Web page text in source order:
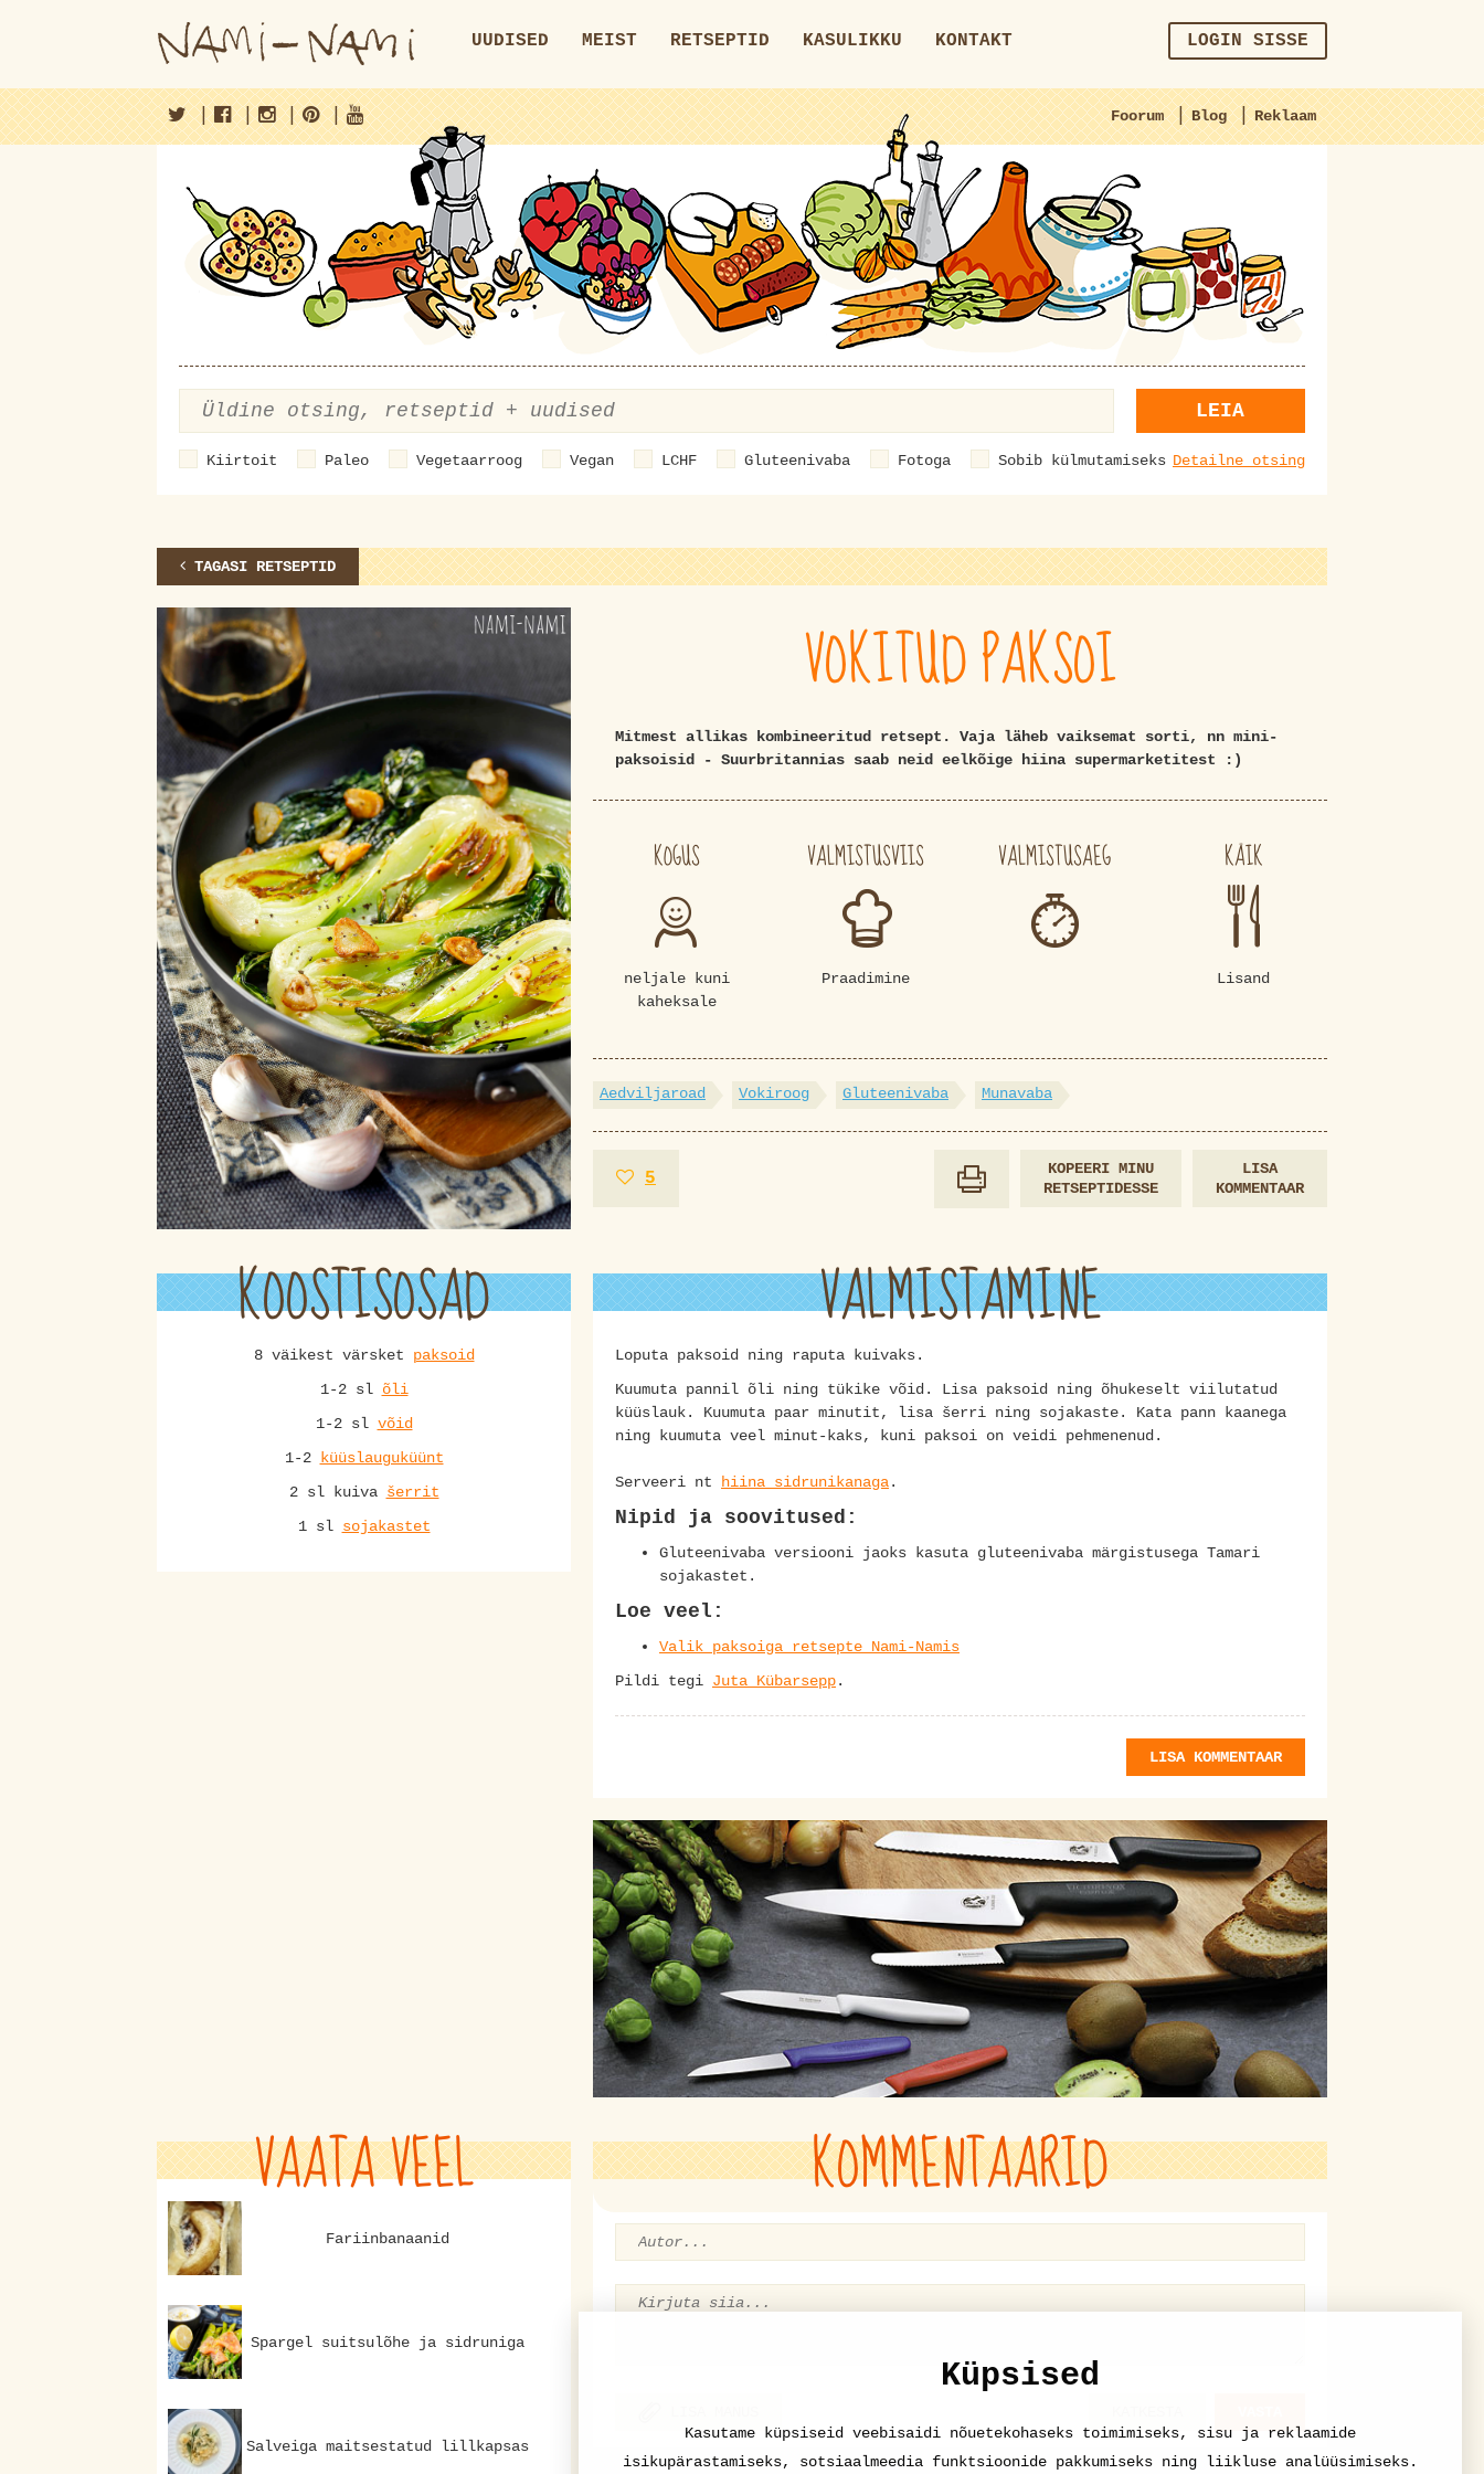
UUDISED MEIST RETSEPTID KASULIKKU KONTAKT LOGIN SISSE
Foorum | Blog | Reklaam
| | | |
LEIA
Kiirtoit Paleo Vegetaarroog Vegan LCHF Gluteenivaba Fotoga Sobib külmutamiseks Detailne otsing
TAGASI RETSEPTID
VOKITUD PAKSOI
Mitmest allikas kombineeritud retsept. Vaja läheb vaiksemat sorti, nn mini-
paksoisid - Suurbritannias saab neid eelkõige hiina supermarketitest :)
KOGUS
neljale kuni
kaheksale
VALMISTUSVIIS
Praadimine
VALMISTUSAEG KÄIK
Lisand
Aedviljaroad Vokiroog Gluteenivaba Munavaba
5
LISA
KOMMENTAAR
KOPEERI MINU
RETSEPTIDESSE
KOOSTISOSAD
8 väikest värsket paksoid
1-2 sl õli
1-2 sl võid
1-2
küüslauguküünt
2 sl kuiva šerrit
1 sl sojakastet
VALMISTAMINE
Loputa paksoid ning raputa kuivaks.
Kuumuta pannil õli ning tükike võid. Lisa paksoid ning õhukeselt viilutatud
küüslauk. Kuumuta paar minutit, lisa šerri ning sojakaste. Kata pann kaanega
ning kuumuta veel minut-kaks, kuni paksoi on veidi pehmenenud.
Serveeri nt hiina sidrunikanaga.
Nipid ja soovitused:
Gluteenivaba versiooni jaoks kasuta gluteenivaba märgistusega Tamari
sojakastet.
Loe veel:
Valik paksoiga retsepte Nami-Namis
Pildi tegi Juta Kübarsepp.
LISA KOMMENTAAR
KOMMENTAARID
VAATA VEEL
Fariinbanaanid
Spargel suitsulõhe ja sidruniga
Salveiga maitsestatud lillkapsas
Küpsised
Kasutame küpsiseid veebisaidi nõuetekohaseks toimimiseks, sisu ja reklaamide
isikupärastamiseks, sotsiaalmeedia funktsioonide pakkumiseks ning liikluse analüüsimiseks.